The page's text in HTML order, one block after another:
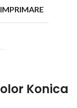
Konica